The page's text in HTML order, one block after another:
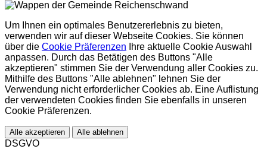
Um Ihnen ein optimales Benutzererlebnis zu bieten,
verwenden wir auf dieser Webseite Cookies. Sie können
über die Cookie Präferenzen Ihre aktuelle Cookie Auswahl
anpassen. Durch das Betätigen des Buttons "Alle
akzeptieren" stimmen Sie der Verwendung aller Cookies zu.
Mithilfe des Buttons "Alle ablehnen" lehnen Sie der
Verwendung nicht erforderlicher Cookies ab. Eine Auflistung
der verwendeten Cookies finden Sie ebenfalls in unseren
Cookie Präferenzen.
Alle akzeptieren Alle ablehnen
DSGVO